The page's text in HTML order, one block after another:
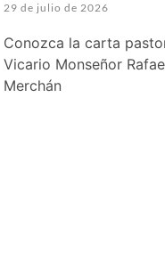
29 de julio de 2026
Conozca la carta
Vicario Monseñor
Merchán